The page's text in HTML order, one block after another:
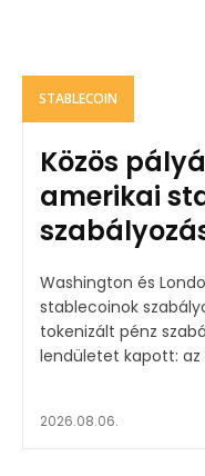
STABLECOIN
Közös
amerikai
Washington és
stablecoinok szabályozását A
tokenizált pénz
lendületet kapott: az
2026.08.06.